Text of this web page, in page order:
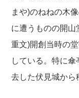
まや)のねねの木
に遭うものの開山
重文)開創当時の
している。特に
去した伏見城から